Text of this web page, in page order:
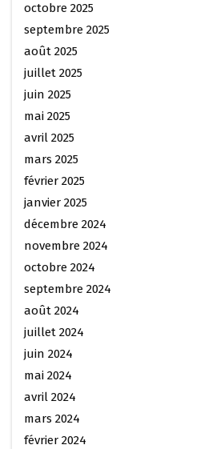
octobre 2025
septembre 2025
août 2025
juillet 2025
juin 2025
mai 2025
avril 2025
mars 2025
février 2025
janvier 2025
décembre 2024
novembre 2024
octobre 2024
septembre 2024
août 2024
juillet 2024
juin 2024
mai 2024
avril 2024
mars 2024
février 2024